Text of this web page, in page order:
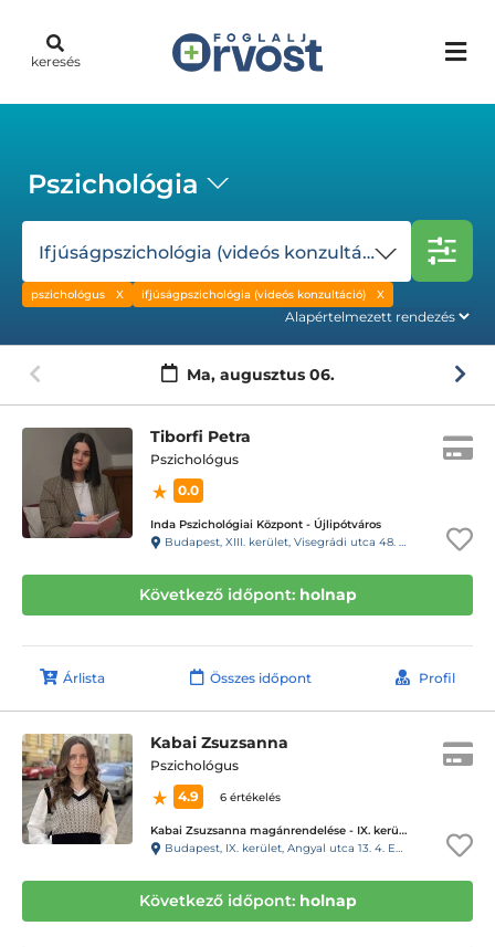
keresés
Pszichológia
Ifjúságpszichológia (videós konzultáció)
pszichológus ifjúságpszichológia (videós konzultáció)
Ma, augusztus 06.
Tiborfi Petra
Pszichológus
0.0
Inda Pszichológiai Központ - Újlipótváros
Budapest, XIII. kerület, Visegrádi utca 48. 4. emelet 5., 143-as kapucsengő
Következő időpont: holnap
Árlista Összes időpont Profil
Kabai Zsuzsanna
Pszichológus
4.9
6 értékelés
Kabai Zsuzsanna magánrendelése - IX. kerület
Budapest, IX. kerület, Angyal utca 13. 4. Emelet 3.
Következő időpont: holnap